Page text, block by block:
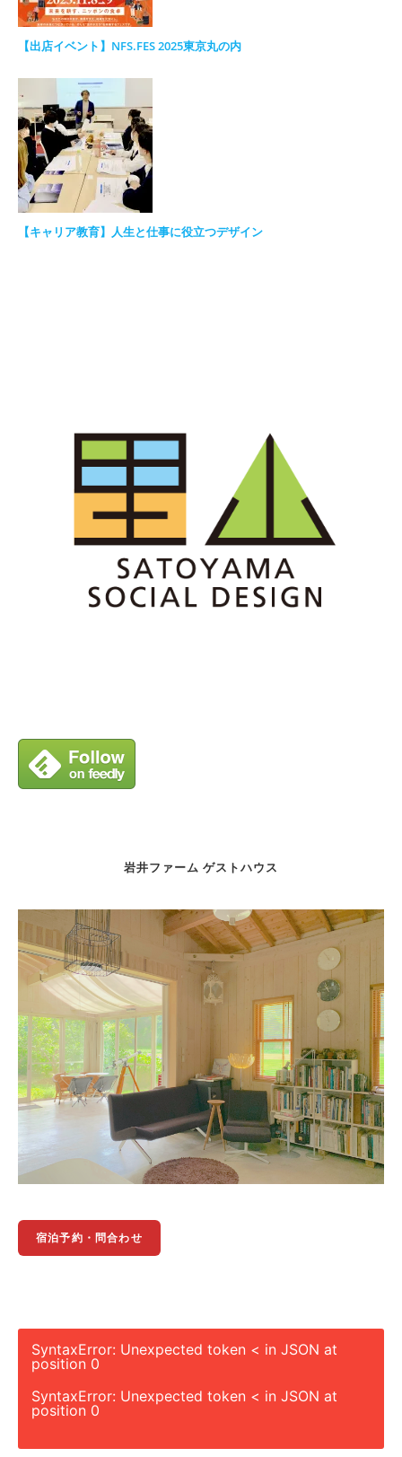
【出店イベント】NFS.FES 2025東京丸の内
【キャリア教育】人生と仕事に役立つデザイン
岩井ファーム ゲストハウス
宿泊予約・問合わせ
SyntaxError: Unexpected token < in JSON at
position 0
SyntaxError: Unexpected token < in JSON at
position 0